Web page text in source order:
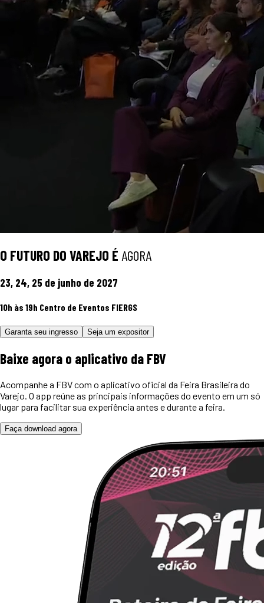
O FUTURO DO VAREJO É AGORA
23, 24, 25 de junho de 2027
10h às 19h Centro de Eventos FIERGS
Garanta seu ingresso Seja um expositor
Baixe agora o aplicativo da FBV
Acompanhe a FBV com o aplicativo oficial da Feira Brasileira do
Varejo. O app reúne as principais informações do evento em um só
lugar para facilitar sua experiência antes e durante a feira.
Faça download agora